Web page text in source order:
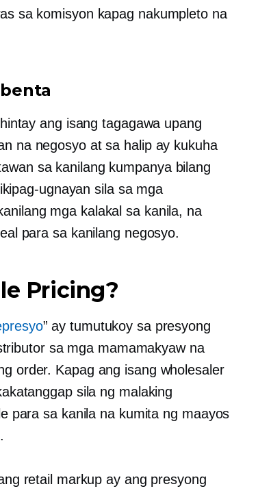
sa komisyon kapag nakumpleto na
ang isang tagagawa upang
na negosyo at sa halip ay kukuha
sa kanilang kumpanya bilang
ugnayan sila sa mga
mga kalakal sa kanila, na
para sa kanilang negosyo.
Pricing?
” ay tumutukoy sa presyong
sa mga mamamakyaw na
order. Kapag ang isang wholesaler
sila ng malaking
para sa kanila na kumita ng maayos
retail markup ay ang presyong